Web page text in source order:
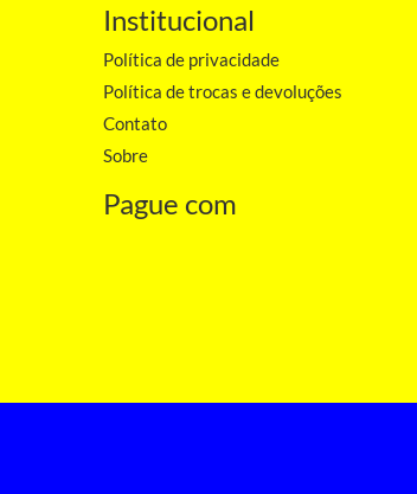
Institucional
Política de privacidade
Política de trocas e devoluções
Contato
Sobre
Pague com